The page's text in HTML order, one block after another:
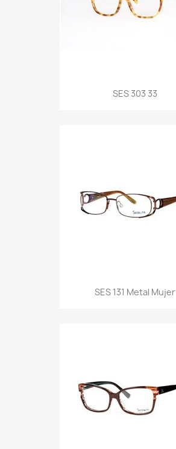
SES 303 33
SES 131 Metal Mujer